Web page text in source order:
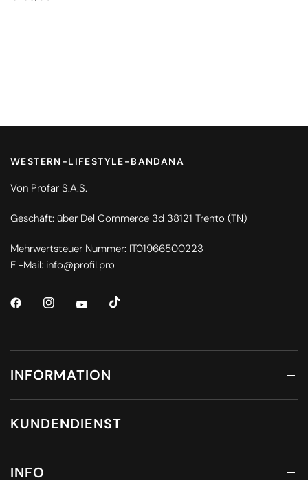
WESTERN-LIFESTYLE-BANDANA
Von Profar S.A.S.
Geschäft: über Del Commerce 3d 38121 Trento (TN)
Mehrwertsteuer Nummer: IT01966500223
E -Mail: info@profil.pro
INFORMATION
KUNDENDIENST
INFO